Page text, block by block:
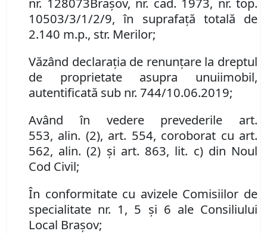
10503/3/1/2/9, în suprafață totală de
2.140 m.p., str. Merilor;
Văzând declaraţia de renunţare la dreptul
de proprietate asupra unuiimobil,
autentificată sub nr. 744/10.06.2019;
Având în vedere prevederile art.
553, alin. (2), art. 554, coroborat cu art.
562, alin. (2) și art. 863, lit. c)din Noul
Cod Civil;
În conformitate cu avizele Comisiilor de
specialitate nr. 1, 5 și 6 ale Consiliului
Local Brașov;